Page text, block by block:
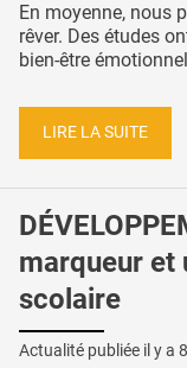
En moyenne, nous
rêver. Des études
bien-être
LIRE LA SUITE
marqueur et
scolaire
Actualité publiée il y a